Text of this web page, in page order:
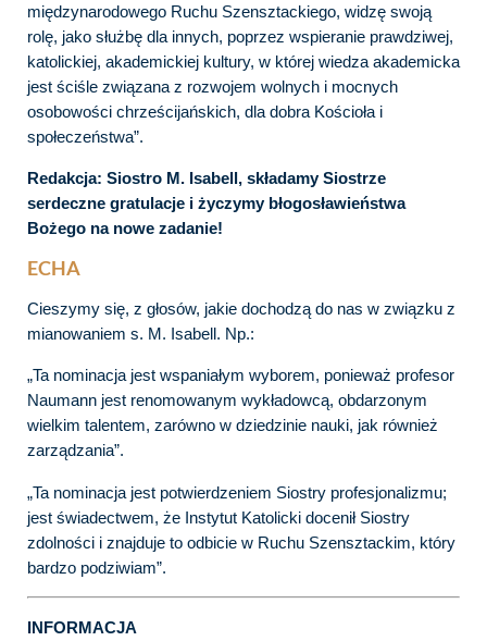
międzynarodowego Ruchu Szensztackiego, widzę swoją
rolę, jako służbę dla innych, poprzez wspieranie prawdziwej,
katolickiej, akademickiej kultury, w której wiedza akademicka
jest ściśle związana z rozwojem wolnych i mocnych
osobowości chrześcijańskich, dla dobra Kościoła i
społeczeństwa”.
Redakcja: Siostro M. Isabell, składamy Siostrze
serdeczne gratulacje i życzymy błogosławieństwa
Bożego na nowe zadanie!
ECHA
Cieszymy się, z głosów, jakie dochodzą do nas w związku z
mianowaniem s. M. Isabell. Np.:
„Ta nominacja jest wspaniałym wyborem, ponieważ profesor
Naumann jest renomowanym wykładowcą, obdarzonym
wielkim talentem, zarówno w dziedzinie nauki, jak również
zarządzania”.
„Ta nominacja jest potwierdzeniem Siostry profesjonalizmu;
jest świadectwem, że Instytut Katolicki docenił Siostry
zdolności i znajduje to odbicie w Ruchu Szensztackim, który
bardzo podziwiam”.
INFORMACJA